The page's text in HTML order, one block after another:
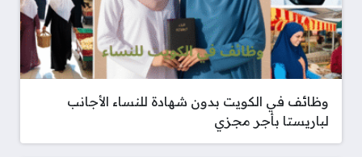
وظائف في الكويت بدون شهادة للنساء الأجانب
لباريستا بأجر مجزي